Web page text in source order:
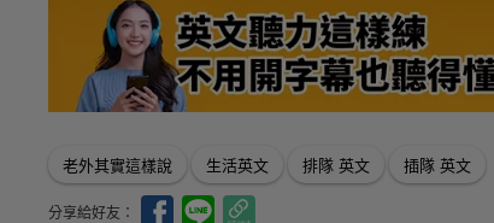
老外其實這樣說 生活英文 排隊 英文 插隊 英文
分享給好友：